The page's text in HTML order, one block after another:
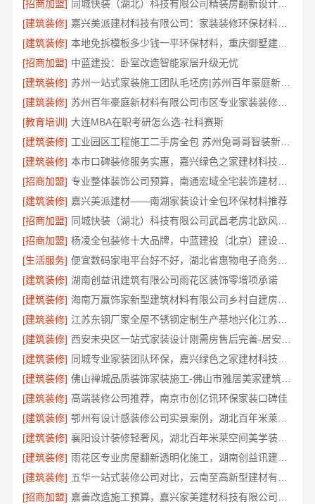
[招商加盟]
同城快装（湖北）科技有限公司精装房翻新设计零增项
[建筑装修]
嘉兴美派建材科技有限公司：家装装修环保材料靠谱商家
[建筑装修]
本地免拆模板多少钱一平环保材料，重庆御墅建筑材料有限公司
[招商加盟] 中蓝建投：卧室改造智能家居升级无忧
[建筑装修]
苏州一站式家装施工团队毛坯房|苏州百年豪庭新材料有限公司
[建筑装修]
苏州百年豪庭新材料有限公司市区专业家装装修多少钱
[教育培训] 大连MBA在职考研怎么选-社科赛斯
[建筑装修]
工业园区工程施工二手房全包 苏州兔哥哥智装新材料
[建筑装修]
[招商加盟]
专业整体装饰公司预算，南通宏域全宅装饰建材精确报价
[建筑装修] 嘉兴美派建材——南湖家装设计全包环保材料推荐
[招商加盟]
[招商加盟]
杨凌全包装修十大品牌，中蓝建投（北京）建设有限公司武功分公司口碑之选
[生活服务]
便宜数码家电平台好不好，湖北省惠物电子商务有限公司评测
[建筑装修] 湖南创益讯建筑有限公司雨花区装饰零增项承诺
[建筑装修]
[建筑装修]
江苏东钢厂家全屋不锈钢定制生产基地兴化江苏东钢金属科技有限公司
[建筑装修]
[建筑装修]
[建筑装修]
佛山禅城品质装饰家装施工-佛山市雅居美家建筑装饰工程有限公司
[建筑装修] 高端装修公司推荐，南京市创亿讯环保家装口碑佳
[建筑装修]
鄂州有设计感装修公司实景案例，湖北百年米莱空间美学装饰材料有限公司
[建筑装修]
襄阳设计装修轻奢风，湖北百年米莱空间美学装饰材料有限公司打造理想居所
[建筑装修]
雨花区专业房屋翻新透明化施工，湖南创益讯建筑有限公司
[建筑装修]
[招商加盟]